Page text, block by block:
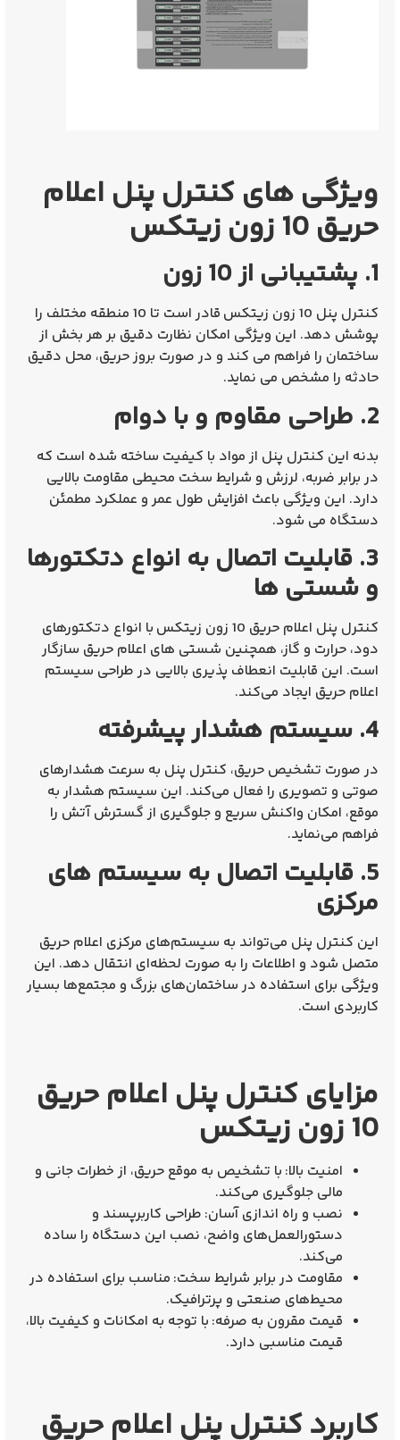
ویژگی‌ های کنترل پنل اعلام
حریق 10 زون زیتکس
1. پشتیبانی از 10 زون
کنترل پنل 10 زون زیتکس
قادر است تا 10 منطقه مختلف را
پوشش دهد. این ویژگی امکان نظارت دقیق بر هر بخش از
ساختمان را فراهم می‌ کند و در صورت بروز حریق، محل دقیق
حادثه را مشخص می‌ نماید.
2. طراحی مقاوم و با دوام
بدنه این کنترل پنل از مواد با کیفیت ساخته شده است که
در برابر ضربه، لرزش و شرایط سخت محیطی مقاومت بالایی
دارد. این ویژگی باعث افزایش طول عمر و عملکرد مطمئن
دستگاه می‌ شود.
3. قابلیت اتصال به انواع دتکتورها
و شستی‌ ها
کنترل پنل اعلام حریق 10 زون زیتکس
با انواع دتکتورهای
دود، حرارت و گاز، همچنین شستی‌ های اعلام حریق سازگار
است. این قابلیت انعطاف‌ پذیری بالایی در طراحی سیستم
اعلام حریق ایجاد می‌کند.
4. سیستم هشدار پیشرفته
در صورت تشخیص حریق، کنترل پنل به سرعت هشدارهای
صوتی و تصویری را فعال می‌کند. این سیستم هشدار به
موقع، امکان واکنش سریع و جلوگیری از گسترش آتش را
فراهم می‌نماید.
5. قابلیت اتصال به سیستم‌ های
مرکزی
این کنترل پنل می‌تواند به سیستم‌های مرکزی اعلام حریق
متصل شود و اطلاعات را به صورت لحظه‌ای انتقال دهد. این
ویژگی برای استفاده در ساختمان‌های بزرگ و مجتمع‌ها بسیار
کاربردی است.
مزایای کنترل پنل اعلام حریق
10 زون زیتکس
امنیت بالا: با تشخیص به موقع حریق، از خطرات جانی و
مالی جلوگیری می‌کند.
نصب و راه‌ اندازی آسان: طراحی کاربرپسند و
دستورالعمل‌های واضح، نصب این دستگاه را ساده
می‌کند.
مقاومت در برابر شرایط سخت: مناسب برای استفاده در
محیط‌های صنعتی و پرترافیک.
قیمت مقرون به صرفه: با توجه به امکانات و کیفیت بالا،
قیمت مناسبی دارد.
کاربرد کنترل پنل اعلام حریق